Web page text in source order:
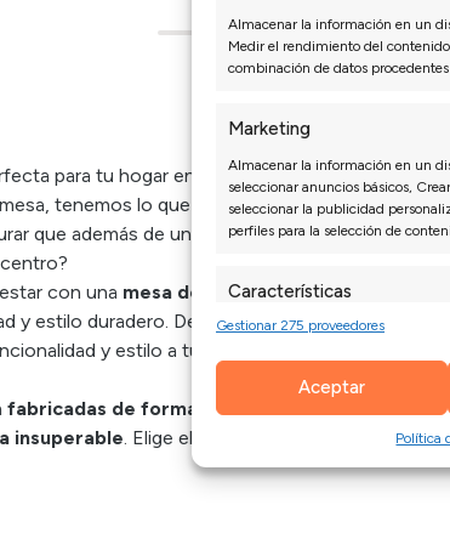
Almacenar la información en un
Medir el rendimiento del
combinación de datos
Marketing
Almacenar la información en un
seleccionar anuncios básicos,
seleccionar la publicidad
perfiles para la selección de
Características
Cotejo y combinación de datos
información transmitida de forma
Garantizar la seguridad,
Gestionar 275 proveedores
Aceptar
Política
para tu hogar entre nuestra selección de
tenemos lo que necesitas para
que además de una buena imagen, también
con una mesa de centrode calidad de
y estilo duradero. Desde diseños minimalistas
y estilo a tu espacio de estar con una
fabricadas de forma artesanal
con materiales
insuperable . Elige el tamaño que mejor se